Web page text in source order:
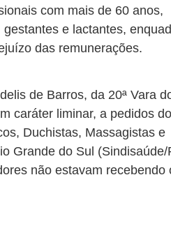
com mais de 60 anos,
e lactantes,
das remunerações.
de Barros, da 20ª Vara
caráter liminar, a pedidos do
Duchistas, Massagistas e
Grande do Sul
não estavam